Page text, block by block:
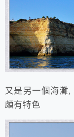
又是另一個海灘
頗有特色